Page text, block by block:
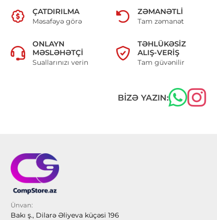
ÇATDIRILMA
Məsafəyə görə
ZƏMANƏTLI
Tam zəmanət
ONLAYN
MƏSLƏHƏTÇI
Suallarınızı verin
TƏHLÜKƏSIZ
ALIŞ-VERIŞ
Tam güvənilir
BIZƏ YAZIN:
Ünvan:
Bakı ş., Dilarə Əliyeva küçəsi 196